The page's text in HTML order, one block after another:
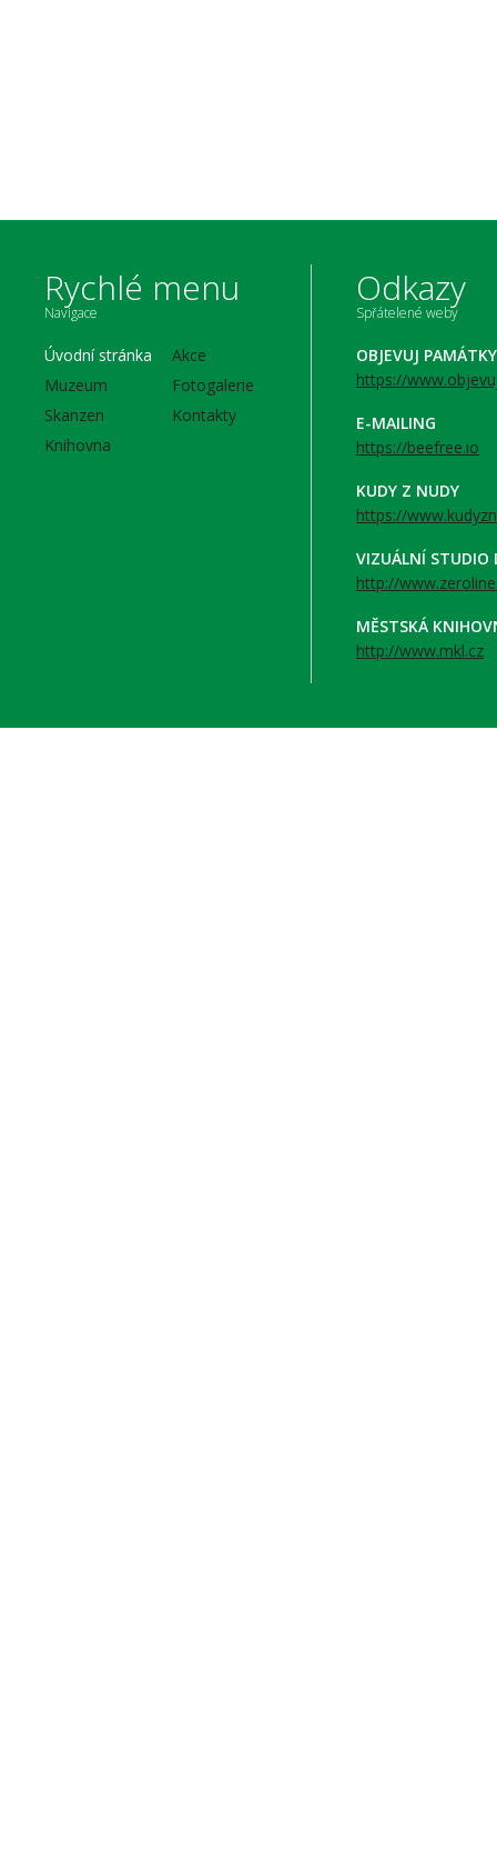
Rychlé menu
Navigace
Úvodní stránka
Muzeum
Skanzen
Knihovna
Akce
Fotogalerie
Kontakty
Odkazy
Spřátelené weby
OBJEVUJ PAMÁTKY
https://
E-MAILING
https://beefree.io
KUDY Z NUDY
https://
VIZUÁLNÍ STUDIO
http://
MĚSTSKÁ
http://www.mkl.cz